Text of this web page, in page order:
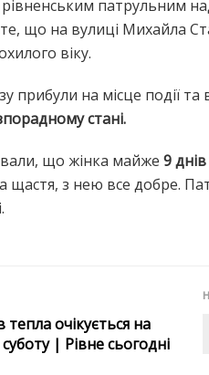
рівненським патрульним
що на вулиці Михайла
віку.
прибули на місце події
стані.
що жінка майже 9
щастя, з нею все добре.
тепла очікується на
| Рівне сьогодні